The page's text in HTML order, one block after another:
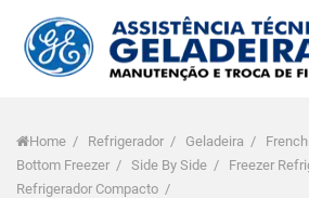
Home / Refrigerador / Geladeira /
Bottom Freezer / Side By Side / Freezer
Refrigerador Compacto /